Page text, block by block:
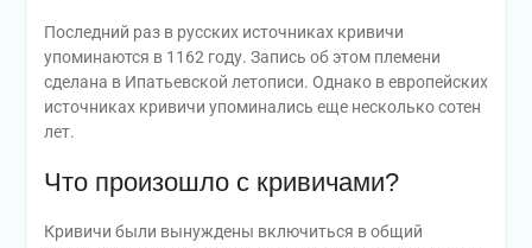
Последний раз в русских источниках кривичи
упоминаются в 1162 году. Запись об этом племени
сделана в Ипатьевской летописи. Однако в европейских
источниках кривичи упоминались еще несколько сотен
лет.
Что произошло с кривичами?
Кривичи были вынуждены включиться в общий